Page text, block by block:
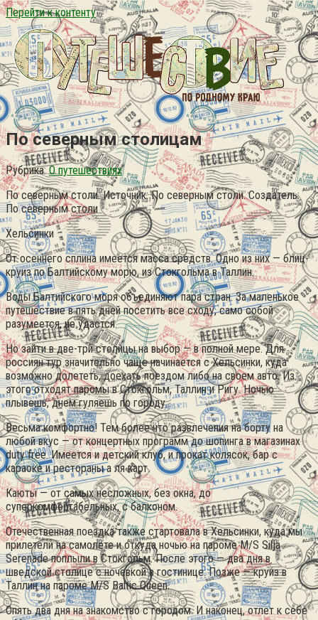
Перейти к контенту
По северным столицам
Рубрика: О путешествиях
По северным столи. Источник: По северным столи. Создатель:
По северным столи
Хельсинки
От осеннего сплина имеется масса средств. Одно из них — блиц-
круиз по Балтийскому морю, из Стокгольма в Таллин.
Воды Балтийского моря объединяют пара стран. За маленькое
путешествие в пять дней посетить все сходу, само собой
разумеется, не удастся.
Но зайти в две-три столицы на выбор — в полной мере. Для
россиян тур значительно чаще начинается c Хельсинки, куда
возможно долететь, доехать поездом либо на своем авто.Из
этого отходят паромы в Стокгольм, Таллин и Ригу. Ночью
плывешь, днем гуляешь по городу.
Весьма комфортно! Тем более что развлечения на борту на
любой вкус — от концертных программ до шопинга в магазинах
duty free. Имеется и детский клуб, и прокат колясок, бар с
караоке и рестораны а ля карт.
Каюты — от самых несложных, без окна, до
суперкомфортабельных, с балконом.
Отечественная поездка также стартовала в Хельсинки, куда мы
прилетели на самолете и откуда ночью на пароме M/S Silja
Serenade поплыли в Стокгольм. После этого — два дня в
шведской столице с ночевкой в гостинице. Позже — круиз в
Таллин на пароме M/S Baltic Queen.
Опять два дня на знакомство с городом. И наконец, отлет к себе